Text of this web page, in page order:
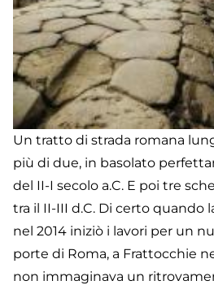
Un tratto di strada romana
più di due, in basolato
del II-I secolo a.C. E poi tre
tra il II-III d.C. Di certo quando
nel 2014 iniziò i lavori per un
porte di Roma, a Frattocchie
non immaginava un